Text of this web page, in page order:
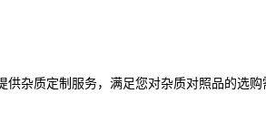
杂质定制服务，满足您对杂质对照品的选购